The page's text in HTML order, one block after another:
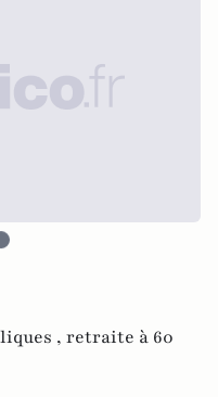
, retraite à 60